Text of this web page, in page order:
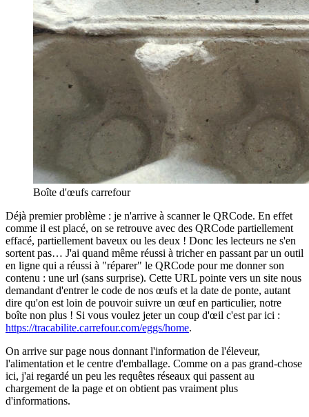
Boîte d'œufs carrefour
Déjà premier problème : je n'arrive à scanner le QRCode. En effet
comme il est placé, on se retrouve avec des QRCode partiellement
effacé, partiellement baveux ou les deux ! Donc les lecteurs ne s'en
sortent pas… J'ai quand même réussi à tricher en passant par un outil
en ligne qui a réussi à "réparer" le QRCode pour me donner son
contenu : une url (sans surprise). Cette URL pointe vers un site nous
demandant d'entrer le code de nos œufs et la date de ponte, autant
dire qu'on est loin de pouvoir suivre un œuf en particulier, notre
boîte non plus ! Si vous voulez jeter un coup d'œil c'est par ici :
https://tracabilite.carrefour.com/eggs/home.
On arrive sur page nous donnant l'information de l'éleveur,
l'alimentation et le centre d'emballage. Comme on a pas grand-chose
ici, j'ai regardé un peu les requêtes réseaux qui passent au
chargement de la page et on obtient pas vraiment plus
d'informations.